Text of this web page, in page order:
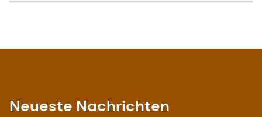
Farbstoffe enthalten.
Neueste Nachrichten